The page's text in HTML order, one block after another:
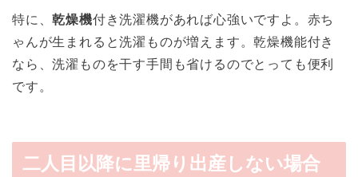
特に、乾燥機付き洗濯機があれば心強いですよ。赤ち
ゃんが生まれると洗濯ものが増えます。乾燥機能付き
なら、洗濯ものを干す手間も省けるのでとっても便利
です。
二人目以降に里帰り出産しない場合